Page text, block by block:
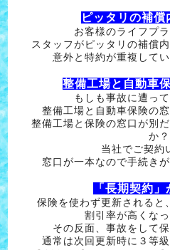
ピッタリの補償
お客様のライフプ
スタッフがピッタリの補償
意外と特約が重複して
整備工場と自動車
もしも事故に遭っ
整備工場と自動車保険の
整備工場と保険の窓口が別
か？
当社でご契約
窓口が一本なので手続き
「長期契約」
保険を使わず更新されると
割引率が高くな
その反面、事故をして
通常は次回更新時に３等